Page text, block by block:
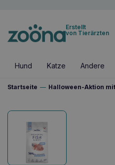
Erstellt
von Tierärzten
Hund Katze Andere
Startseite — Halloween-Aktion